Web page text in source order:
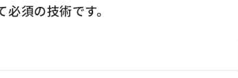
須の技術です。